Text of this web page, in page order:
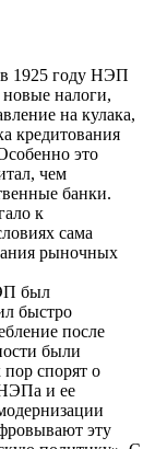
1925 году НЭП
новые налоги,
на кулака,
кредитования
это
чем
банки.
к
сама
рыночных
был
быстро
после
были
спорят о
и ее
эту